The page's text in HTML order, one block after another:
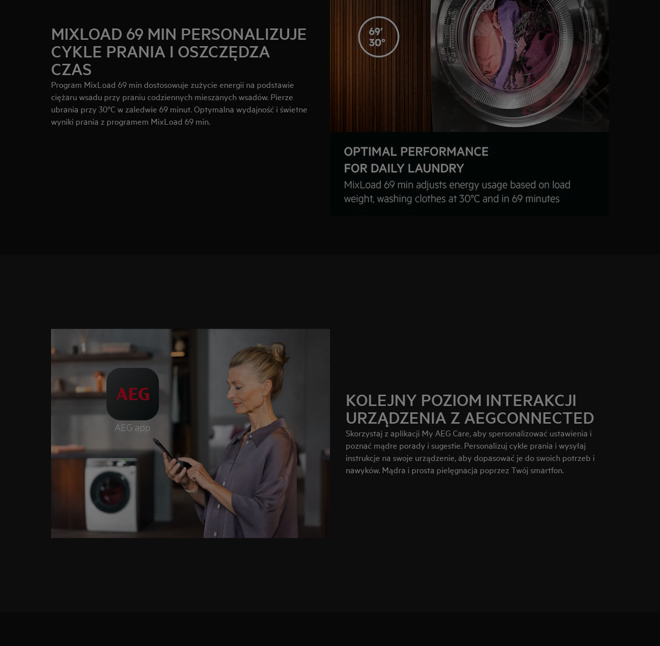
MIXLOAD 69 MIN PERSONALIZUJE
CYKLE PRANIA I OSZCZĘDZA
CZAS
Program MixLoad 69 min dostosowuje zużycie energii na podstawie
ciężaru wsadu przy praniu codziennych mieszanych wsadów. Pierze
ubrania przy 30°C w zaledwie 69 minut. Optymalna wydajność i świetne
wyniki prania z programem MixLoad 69 min.
KOLEJNY POZIOM INTERAKCJI
URZĄDZENIA Z AEGCONNECTED
Skorzystaj z aplikacji My AEG Care, aby spersonalizować ustawienia i
poznać mądre porady i sugestie. Personalizuj cykle prania i wysyłaj
instrukcje na swoje urządzenie, aby dopasować je do swoich potrzeb i
nawyków. Mądra i prosta pielęgnacja poprzez Twój smartfon.